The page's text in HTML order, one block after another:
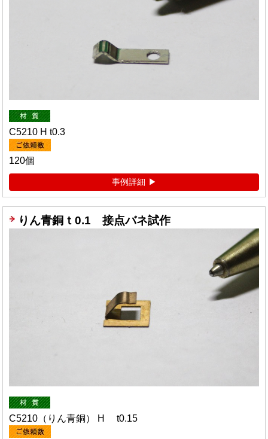
C5210 H t0.3
120個
事例詳細
りん青銅ｔ0.1 接点バネ試作
C5210（りん青銅） H t0.15